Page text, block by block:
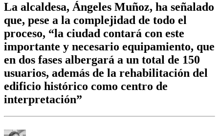
La alcaldesa, Ángeles Muñoz, ha señalado
que, pese a la complejidad de todo el
proceso, “la ciudad contará con este
importante y necesario equipamiento, que
en dos fases albergará a un total de 150
usuarios, además de la rehabilitación del
edificio histórico como centro de
interpretación”